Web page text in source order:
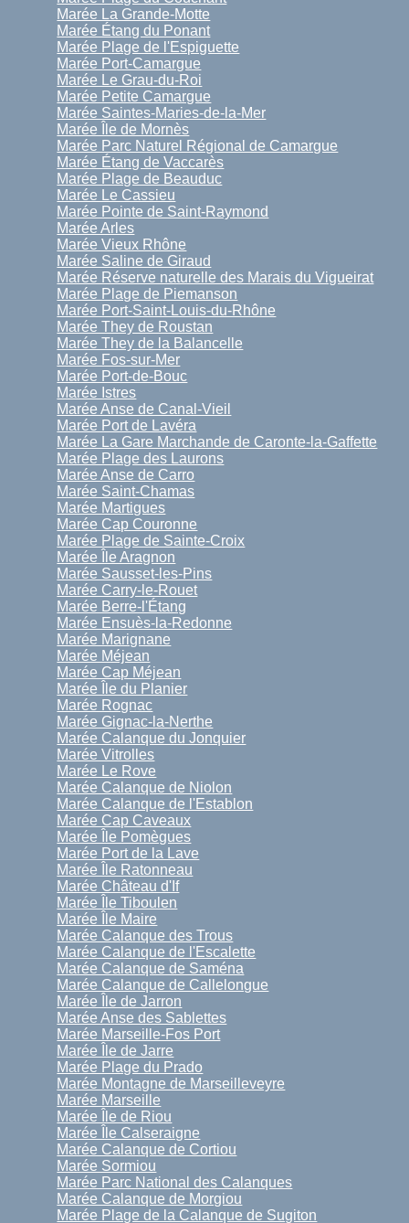
Marée La Grande-Motte
Marée Étang du Ponant
Marée Plage de l'Espiguette
Marée Port-Camargue
Marée Le Grau-du-Roi
Marée Petite Camargue
Marée Saintes-Maries-de-la-Mer
Marée Île de Mornès
Marée Parc Naturel Régional de Camargue
Marée Étang de Vaccarès
Marée Plage de Beauduc
Marée Le Cassieu
Marée Pointe de Saint-Raymond
Marée Arles
Marée Vieux Rhône
Marée Saline de Giraud
Marée Réserve naturelle des Marais du Vigueirat
Marée Plage de Piemanson
Marée Port-Saint-Louis-du-Rhône
Marée They de Roustan
Marée They de la Balancelle
Marée Fos-sur-Mer
Marée Port-de-Bouc
Marée Istres
Marée Anse de Canal-Vieil
Marée Port de Lavéra
Marée La Gare Marchande de Caronte-la-Gaffette
Marée Plage des Laurons
Marée Anse de Carro
Marée Saint-Chamas
Marée Martigues
Marée Cap Couronne
Marée Plage de Sainte-Croix
Marée Île Aragnon
Marée Sausset-les-Pins
Marée Carry-le-Rouet
Marée Berre-l'Étang
Marée Ensuès-la-Redonne
Marée Marignane
Marée Méjean
Marée Cap Méjean
Marée Île du Planier
Marée Rognac
Marée Gignac-la-Nerthe
Marée Calanque du Jonquier
Marée Vitrolles
Marée Le Rove
Marée Calanque de Niolon
Marée Calanque de l'Establon
Marée Cap Caveaux
Marée Île Pomègues
Marée Port de la Lave
Marée Île Ratonneau
Marée Château d'If
Marée Île Tiboulen
Marée Île Maire
Marée Calanque des Trous
Marée Calanque de l'Escalette
Marée Calanque de Saména
Marée Calanque de Callelongue
Marée Île de Jarron
Marée Anse des Sablettes
Marée Marseille-Fos Port
Marée Île de Jarre
Marée Plage du Prado
Marée Montagne de Marseilleveyre
Marée Marseille
Marée Île de Riou
Marée Île Calseraigne
Marée Calanque de Cortiou
Marée Sormiou
Marée Parc National des Calanques
Marée Calanque de Morgiou
Marée Plage de la Calanque de Sugiton